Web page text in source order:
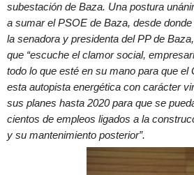
subestación de Baza. Una postura
a sumar el PSOE de Baza, desde
la senadora y presidenta del PP de
que “escuche el clamor social,
todo lo que esté en su mano para que el
esta autopista energética con carácter
sus planes hasta 2020 para que se
cientos de empleos ligados a la
y su mantenimiento posterior”.